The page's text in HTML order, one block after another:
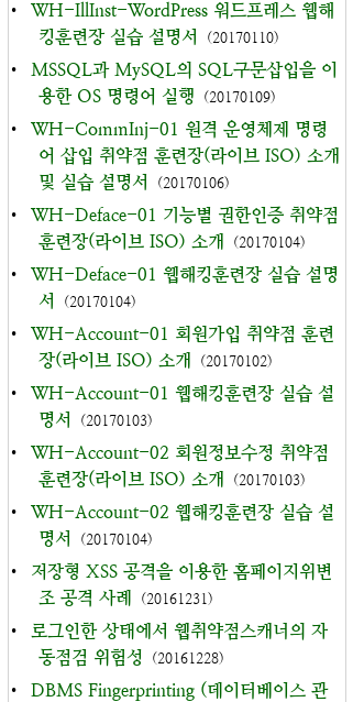
•
WH-IllInst-WordPress 워드프레스 웹해
킹훈련장 실습 설명서
(20170110)
•
MSSQL과 MySQL의 SQL구문삽입을 이
용한 OS 명령어 실행
(20170109)
•
WH-CommInj-01 원격 운영체제 명령
어 삽입 취약점 훈련장(라이브 ISO) 소개
및 실습 설명서
(20170106)
•
WH-Deface-01 기능별 권한인증 취약점
훈련장(라이브 ISO) 소개
(20170104)
•
WH-Deface-01 웹해킹훈련장 실습 설명
서
(20170104)
•
WH-Account-01 회원가입 취약점 훈련
장(라이브 ISO) 소개
(20170102)
•
WH-Account-01 웹해킹훈련장 실습 설
명서
(20170103)
•
WH-Account-02 회원정보수정 취약점
훈련장(라이브 ISO) 소개
(20170103)
•
WH-Account-02 웹해킹훈련장 실습 설
명서
(20170104)
•
저장형 XSS 공격을 이용한 홈페이지위변
조 공격 사례
(20161231)
•
로그인한 상태에서 웹취약점스캐너의 자
동점검 위험성
(20161228)
•
DBMS Fingerprinting (데이터베이스 관